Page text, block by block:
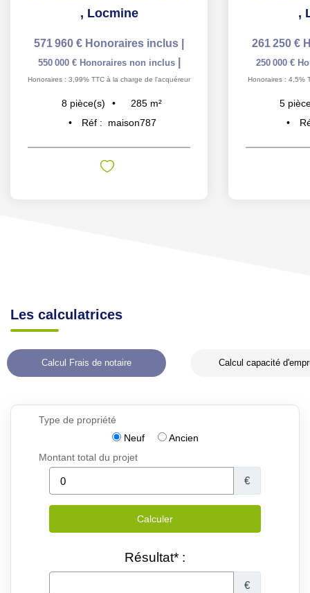
, Locmine
571 960 € Honoraires inclus
550 000 € Honoraires non inclus
Honoraires : 3,99% TTC à la charge de l'acquéreur
8 pièce(s) 285 m²
Réf :
maison787
,
261 250 €
250 000 €
Honoraires : 4,5%
5
Les calculatrices
Calcul Frais de notaire Calcul capacité